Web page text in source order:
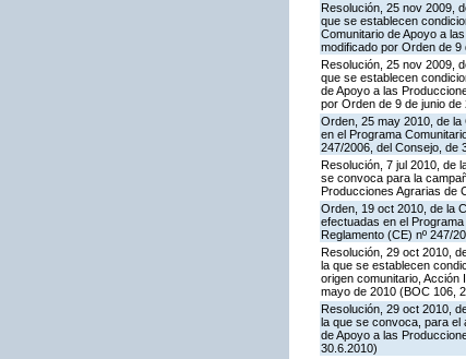
Resolución, 25 nov 2009,
que se establecen
Comunitario de Apoyo a
modificado por Orden de 9
Resolución, 25 nov 2009,
que se establecen
de Apoyo a las
por Orden de 9 de junio
Orden, 25 may 2010, de
en el Programa
247/2006, del Consejo, de
Resolución, 7 jul 2010, de
se convoca para la
Producciones Agrarias de
Orden, 19 oct 2010, de la
efectuadas en el
Reglamento (CE) nº 247/
Resolución, 29 oct 2010,
la que se establecen
origen comunitario, Acción
mayo de 2010 (BOC 106,
Resolución, 29 oct 2010,
la que se convoca, para el
de Apoyo a las
30.6.2010)